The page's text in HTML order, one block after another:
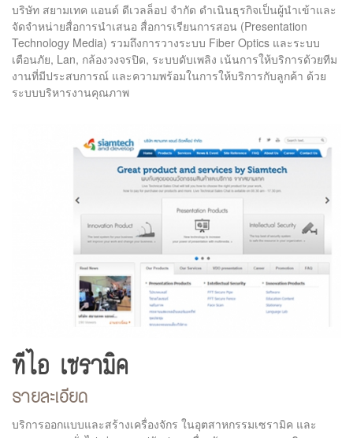
บริษัท สยามเทค แอนด์ ดีเวลล็อป จำกัด ดำเนินธุรกิจเป็นผู้นำเข้าและ
จัดจำหน่ายสื่อการนำเสนอ สื่อการเรียนการสอน (Presentation
Technology Media) รวมถึงการวางระบบ Fiber Optics และระบบ
เตือนภัย, Lan, กล้องวงจรปิด, ระบบดับเพลิง เน้นการให้บริการด้วยทีม
งานที่มีประสบการณ์ และความพร้อมในการให้บริการกับลูกค้า ด้วย
ระบบบริหารงานคุณภาพ
ทีไอ เซรามิค
รายละเอียด
บริการออกแบบและสร้างเครื่องจักร ในอุตสาหกรรมเซรามิค และ